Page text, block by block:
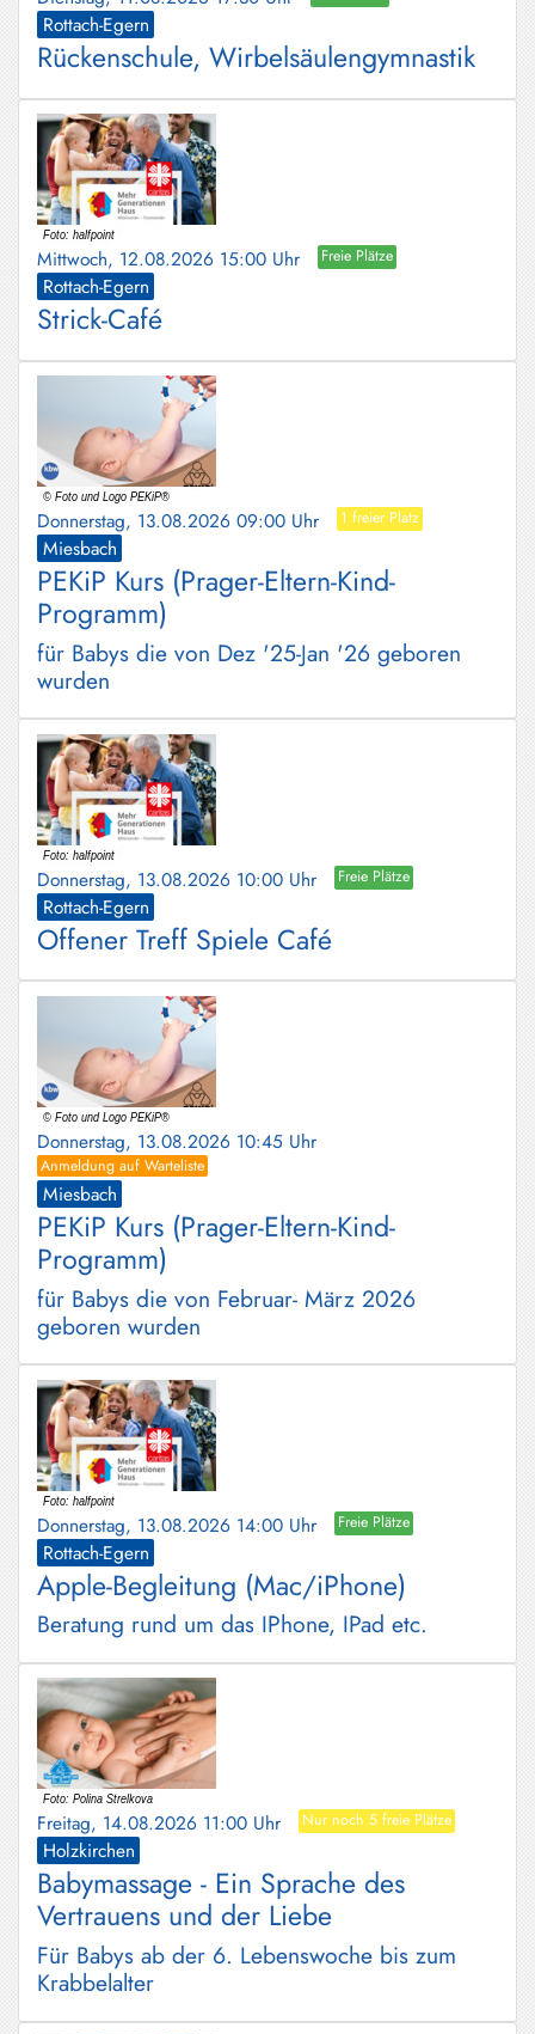
Rottach-Egern
Rückenschule, Wirbelsäulengymnastik
Mittwoch, 12.08.2026 15:00 Uhr Freie Plätze
Rottach-Egern
Strick-Café
Donnerstag, 13.08.2026 09:00 Uhr 1 freier Platz
Miesbach
PEKiP Kurs (Prager-Eltern-Kind-
Programm)
für Babys die von Dez '25-Jan '26 geboren
wurden
Donnerstag, 13.08.2026 10:00 Uhr Freie Plätze
Rottach-Egern
Offener Treff Spiele Café
Donnerstag, 13.08.2026 10:45 Uhr
Anmeldung auf Warteliste
Miesbach
PEKiP Kurs (Prager-Eltern-Kind-
Programm)
für Babys die von Februar- März 2026
geboren wurden
Donnerstag, 13.08.2026 14:00 Uhr Freie Plätze
Rottach-Egern
Apple-Begleitung (Mac/iPhone)
Beratung rund um das IPhone, IPad etc.
Freitag, 14.08.2026 11:00 Uhr Nur noch 5 freie Plätze
Holzkirchen
Babymassage - Ein Sprache des
Vertrauens und der Liebe
Für Babys ab der 6. Lebenswoche bis zum
Krabbelalter